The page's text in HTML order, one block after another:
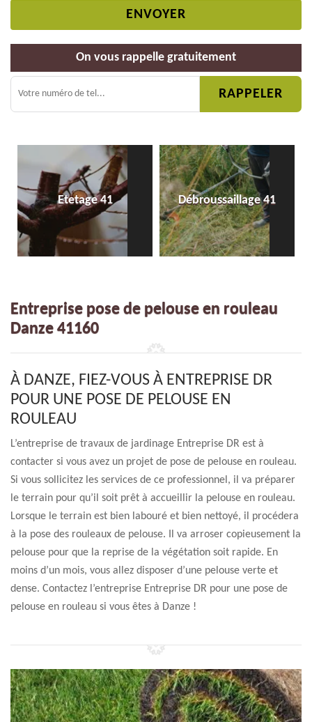
On vous rappelle gratuitement
Etetage 41 Débroussaillage 41
Entreprise pose de pelouse en rouleau
Danze 41160
À DANZE, FIEZ-VOUS À ENTREPRISE DR
POUR UNE POSE DE PELOUSE EN
ROULEAU
L’entreprise de travaux de jardinage Entreprise DR est à
contacter si vous avez un projet de pose de pelouse en rouleau.
Si vous sollicitez les services de ce professionnel, il va préparer
le terrain pour qu’il soit prêt à accueillir la pelouse en rouleau.
Lorsque le terrain est bien labouré et bien nettoyé, il procédera
à la pose des rouleaux de pelouse. Il va arroser copieusement la
pelouse pour que la reprise de la végétation soit rapide. En
moins d’un mois, vous allez disposer d’une pelouse verte et
dense. Contactez l’entreprise Entreprise DR pour une pose de
pelouse en rouleau si vous êtes à Danze !